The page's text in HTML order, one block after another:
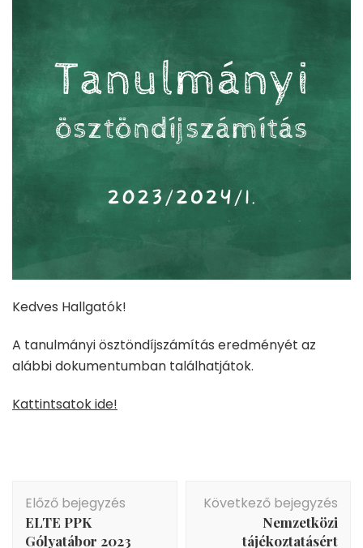
Kedves Hallgatók!
A tanulmányi ösztöndíjszámítás eredményét az
alábbi dokumentumban találhatjátok.
Kattintsatok ide!
Bejegyzés
navigáció
Előző bejegyzés
ELTE PPK
Gólyatábor 2023
Következő bejegyzés
Nemzetközi
tájékoztatásért